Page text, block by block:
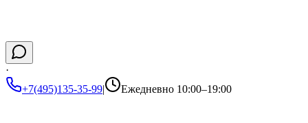
·
+7(495)135-35-99| Ежедневно 10:00–19:00